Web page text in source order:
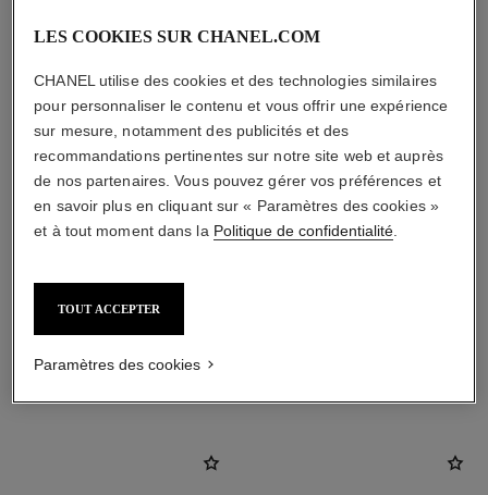
fermoir
Fermoirs à clip avec tiges amovibles pour oreilles
percées et non percées
boutique. Pour ne pas les fragiliser, limitez l’opération.
DÉCOUVREZ AUSSI
LES COOKIES SUR CHANEL.COM
CHANEL utilise des cookies et des technologies similaires
pour personnaliser le contenu et vous offrir une expérience
sur mesure, notamment des publicités et des
recommandations pertinentes sur notre site web et auprès
de nos partenaires. Vous pouvez gérer vos préférences et
en savoir plus en cliquant sur « Paramètres des cookies »
et à tout moment dans la Politique de confidentialité.
TOUT ACCEPTER
Paramètres des cookies